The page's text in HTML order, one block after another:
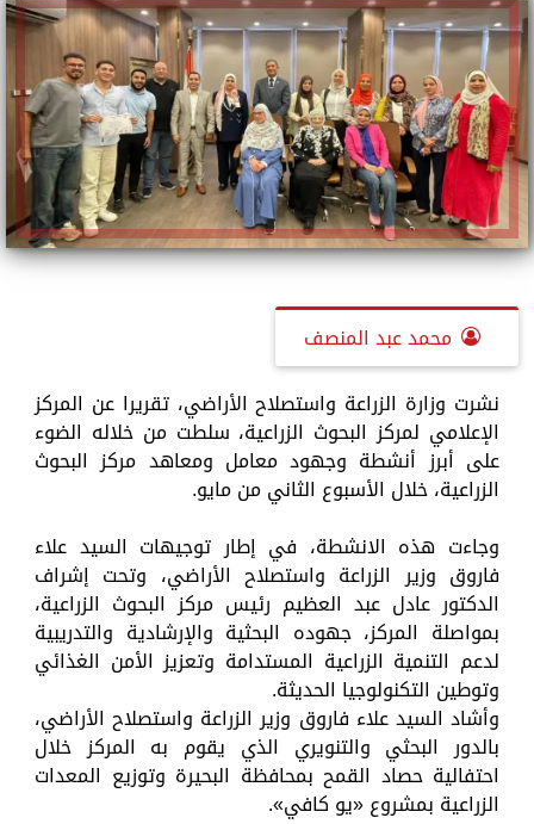
محمد عبد المنصف
نشرت وزارة الزراعة واستصلاح الأراضي، تقريرا عن المركز
الإعلامي لمركز البحوث الزراعية، سلطت من خلاله الضوء
على أبرز أنشطة وجهود معامل ومعاهد مركز البحوث
الزراعية، خلال الأسبوع الثاني من مايو.
وجاءت هذه الانشطة، في إطار توجيهات السيد علاء
فاروق وزير الزراعة واستصلاح الأراضي، وتحت إشراف
الدكتور عادل عبد العظيم رئيس مركز البحوث الزراعية،
بمواصلة المركز، جهوده البحثية والإرشادية والتدريبية
لدعم التنمية الزراعية المستدامة وتعزيز الأمن الغذائي
وتوطين التكنولوجيا الحديثة.
وأشاد السيد علاء فاروق وزير الزراعة واستصلاح الأراضي،
بالدور البحثي والتنويري الذي يقوم به المركز خلال
احتفالية حصاد القمح بمحافظة البحيرة وتوزيع المعدات
الزراعية بمشروع «يو كافي».